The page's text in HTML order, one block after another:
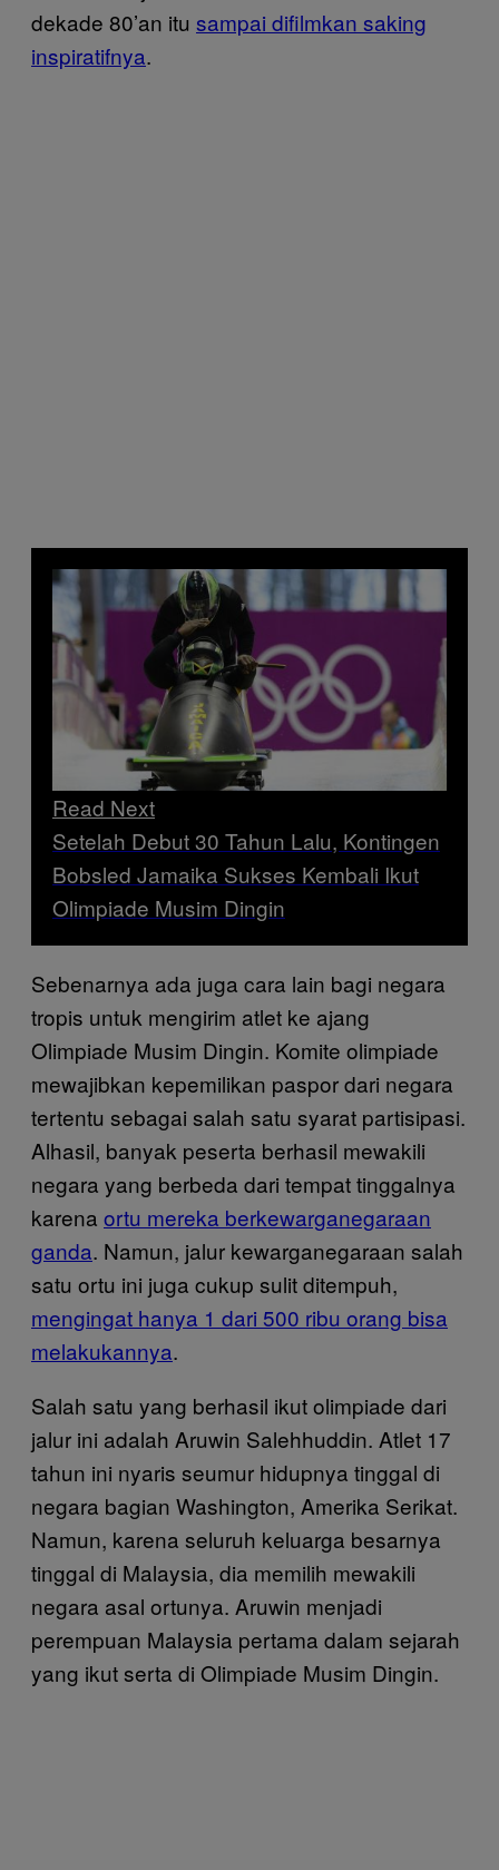
dekade 80’an itu sampai difilmkan saking
inspiratifnya.
Read Next
Setelah Debut 30 Tahun Lalu, Kontingen
Bobsled Jamaika Sukses Kembali Ikut
Olimpiade Musim Dingin
Sebenarnya ada juga cara lain bagi negara
tropis untuk mengirim atlet ke ajang
Olimpiade Musim Dingin. Komite olimpiade
mewajibkan kepemilikan paspor dari negara
tertentu sebagai salah satu syarat partisipasi.
Alhasil, banyak peserta berhasil mewakili
negara yang berbeda dari tempat tinggalnya
karena ortu mereka berkewarganegaraan
ganda. Namun, jalur kewarganegaraan salah
satu ortu ini juga cukup sulit ditempuh,
mengingat hanya 1 dari 500 ribu orang bisa
melakukannya.
Salah satu yang berhasil ikut olimpiade dari
jalur ini adalah Aruwin Salehhuddin. Atlet 17
tahun ini nyaris seumur hidupnya tinggal di
negara bagian Washington, Amerika Serikat.
Namun, karena seluruh keluarga besarnya
tinggal di Malaysia, dia memilih mewakili
negara asal ortunya. Aruwin menjadi
perempuan Malaysia pertama dalam sejarah
yang ikut serta di Olimpiade Musim Dingin.